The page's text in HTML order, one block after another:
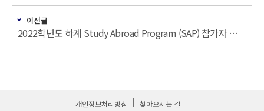
이전글
2022학년도 하계 Study Abroad Program (SAP) 참가자 모집 안내
개인정보처리방침 찾아오시는 길